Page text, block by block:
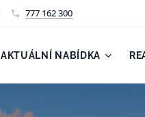
777 162 300
AKTUÁLNÍ NABÍDKA